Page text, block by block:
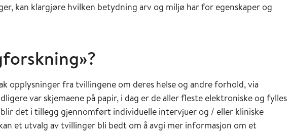
kan klargjøre hvilken betydning arv og miljø har for egenskaper og
opplysninger fra tvillingene om deres helse og andre forhold, via
var skjemaene på papir, i dag er de aller fleste elektroniske og fylles
det i tillegg gjennomført individuelle intervjuer og / eller kliniske
et utvalg av tvillinger bli bedt om å avgi mer informasjon om et